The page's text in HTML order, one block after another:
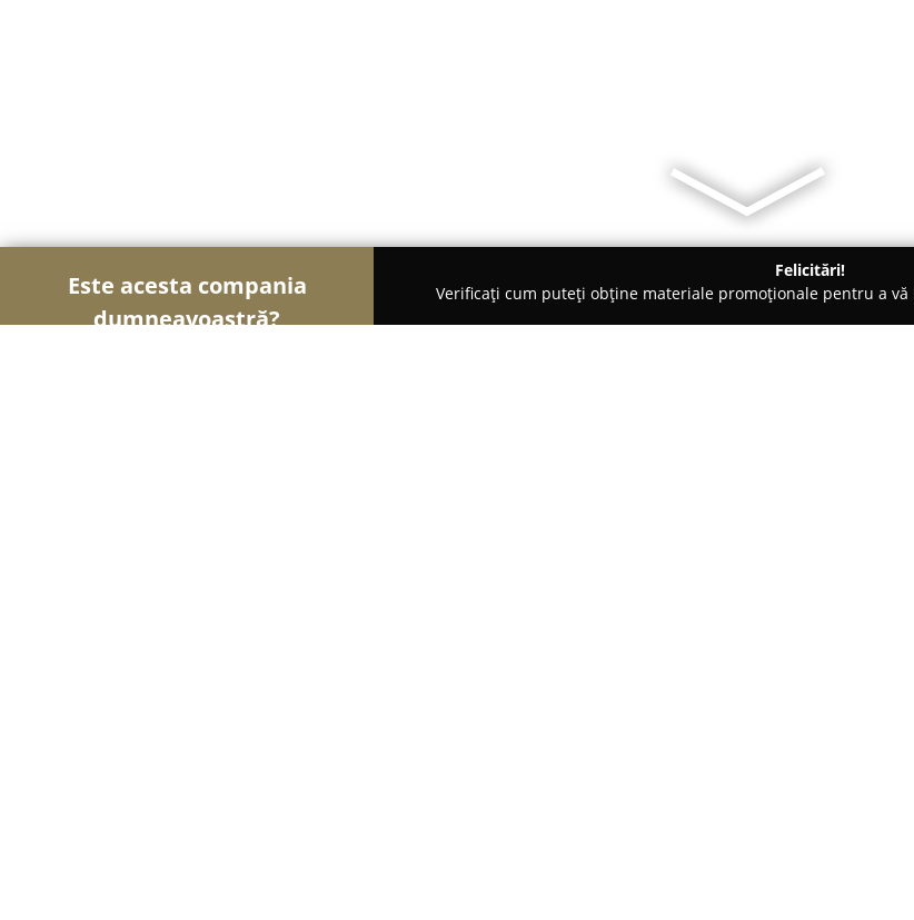
Este acesta compania
dumneavoastră?
Felicitări!
Verificați cum puteți obține materiale promoționale pentru a